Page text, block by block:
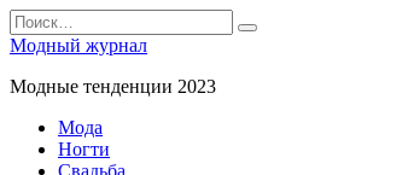
Перейти
к
содержанию
Search
for:
Модный журнал
Модные тенденции 2023
Мода
Ногти
Свадьба